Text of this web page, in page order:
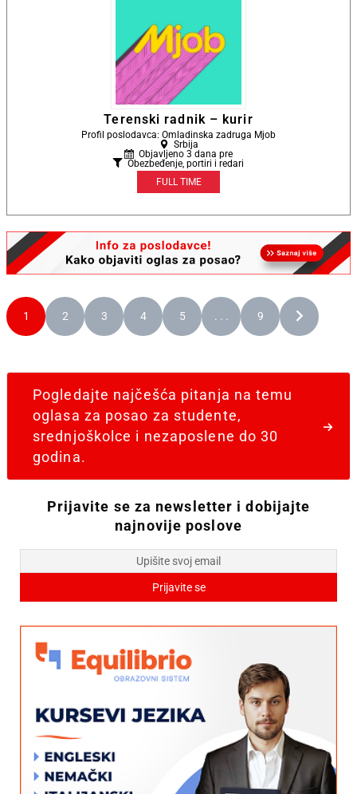
Terenski radnik – kurir
Profil poslodavca: Omladinska zadruga Mjob
Srbija
Objavljeno 3 dana pre
Obezbeđenje, portiri i redari
FULL TIME
1 2 3 4 5 . . . 9
Pogledajte najčešća pitanja na temu
oglasa za posao za studente,
srednjoškolce i nezaposlene do 30
godina.
Prijavite se za newsletter i dobijajte
najnovije poslove